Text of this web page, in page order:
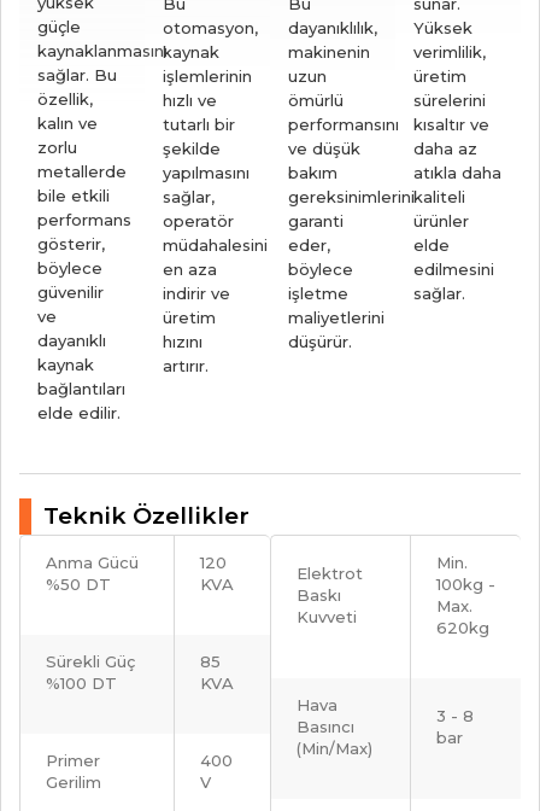
güçle
kaynaklanmasını
sağlar. Bu
özellik,
kalın ve
zorlu
metallerde
bile etkili
performans
gösterir,
böylece
güvenilir
ve
dayanıklı
kaynak
bağlantıları
elde edilir.
otomasyon,
kaynak
işlemlerinin
hızlı ve
tutarlı bir
şekilde
yapılmasını
sağlar,
operatör
müdahalesini
en aza
indirir ve
üretim
hızını
artırır.
dayanıklılık,
makinenin
uzun
ömürlü
performansını
ve düşük
bakım
gereksinimlerini
garanti
eder,
böylece
işletme
maliyetlerini
düşürür.
Yüksek
verimlilik,
üretim
sürelerini
kısaltır ve
daha az
atıkla daha
kaliteli
ürünler
elde
edilmesini
sağlar.
Teknik Özellikler
Anma Gücü
%50 DT
120
KVA
Sürekli Güç
%100 DT
85
KVA
Primer
Gerilim
400
V
Elektrot
Baskı
Kuvveti
Min.
100kg -
Max.
620kg
Hava
Basıncı
(Min/Max)
3 - 8
bar